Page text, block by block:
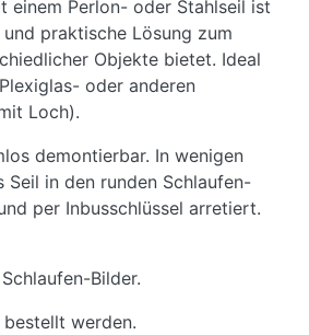
einem Perlon- oder Stahlseil ist
praktische Lösung zum
Objekte bietet. Ideal
oder anderen
Loch).
demontierbar. In wenigen
Seil in den runden Schlaufen-
per Inbusschlüssel arretiert.
Bilder.
werden.